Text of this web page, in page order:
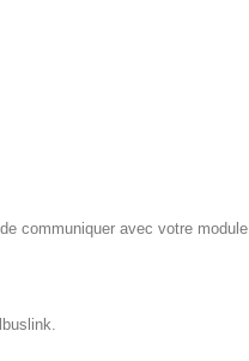
communiquer avec votre module